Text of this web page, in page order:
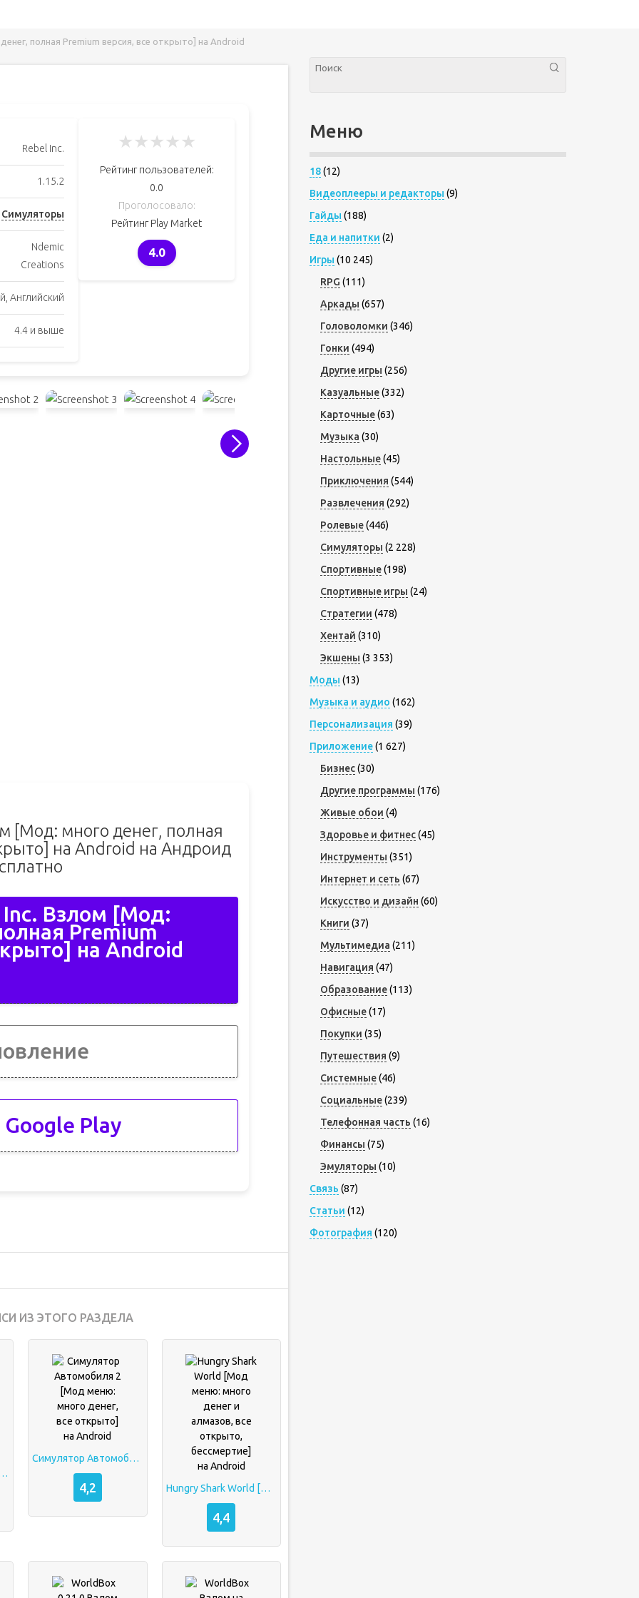
полная Premium версия, все открыто] на Android
Rebel Inc.
1.15.2
Симуляторы
Ndemic
Creations
Английский
4.4 и выше
★★★★★
Рейтинг пользователей:
0.0
Проголосовало:
Рейтинг Play Market
4.0
[Мод: много денег, полная
на Android на Андроид
Inc. Взлом [Мод:
Premium
на Android
Play
ИЗ ЭТОГО РАЗДЕЛА
денег и алмазов, все открыто] на Android
Симулятор Автомобиля 2 [Мод меню: много денег, все открыто] на Android
4,2 Hungry Shark World [Мод меню: много денег и алмазов, все открыто, бессмертие] на Android
4,4
Меню
18(12)
Видеоплееры и редакторы (9)
Гайды (188)
Еда и напитки (2)
Игры (10 245)
RPG (111)
Аркады (657)
Головоломки (346)
Гонки (494)
Другие игры (256)
Казуальные(332)
Карточные(63)
Музыка (30)
Настольные(45)
Приключения (544)
Развлечения (292)
Ролевые(446)
Симуляторы (2 228)
Спортивные(198)
Спортивные игры (24)
Стратегии (478)
Хентай (310)
Экшены (3 353)
Моды (13)
Музыка и аудио (162)
Персонализация (39)
Приложение(1 627)
Бизнес(30)
Другие программы (176)
Живые обои (4)
Здоровье и фитнес(45)
Инструменты (351)
Интернет и сеть (67)
Искусство и дизайн (60)
Книги (37)
Мультимедиа (211)
Навигация (47)
Образование(113)
Офисные(17)
Покупки (35)
Путешествия (9)
Системные(46)
Социальные(239)
Телефонная часть (16)
Финансы (75)
Эмуляторы (10)
Связь (87)
Статьи (12)
Фотография (120)